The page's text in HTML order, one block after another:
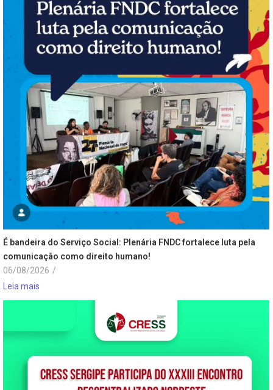
É bandeira do Serviço Social: Plenária FNDC fortalece luta pela
comunicação como direito humano!
06/08/2026 /
Leia mais